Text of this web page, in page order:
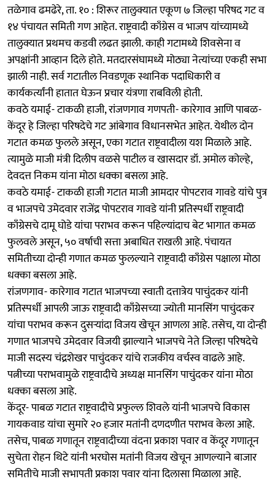
तळेगाव ढमढेरे, ता. १० : शिरूर तालुक्यात एकूण ७ जिल्हा परिषद गट व
१४ पंचायत समिती गण आहेत. राष्ट्रवादी काँग्रेस व भाजप यांच्यामध्ये
तालुक्यात प्रथमच कडवी लढत झाली. काही गटामध्ये शिवसेना व
अपक्षांनी आव्हान दिले होते. मतदारसंघामध्ये मोठ्या नेत्यांच्या एकही सभा
झाली नाही. सर्व गटातील निवडणूक स्थानिक पदाधिकारी व
कार्यकर्त्यांनी हातात घेऊन प्रचार यंत्रणा राबविली होती.
कवठे यमाई- टाकळी हाजी, रांजणगाव गणपती- कारेगाव आणि पाबळ-
केंदूर हे जिल्हा परिषदेचे गट आंबेगाव विधानसभेत आहेत. येथील दोन
गटात कमळ फुलले असून, एका गटात राष्ट्रवादीला यश मिळाले आहे.
त्यामुळे माजी मंत्री दिलीप वळसे पाटील व खासदार डॉ. अमोल कोल्हे,
देवदत्त निकम यांना मोठा धक्का बसला आहे.
कवठे यमाई- टाकळी हाजी गटात माजी आमदार पोपटराव गावडे यांचे पुत्र
व भाजपचे उमेदवार राजेंद्र पोपटराव गावडे यांनी प्रतिस्पर्धी राष्ट्रवादी
काँग्रेसचे दामू घोडे यांचा पराभव करून पहिल्यांदाच बेट भागात कमळ
फुलवले असून, ५० वर्षाची सत्ता अबाधित राखली आहे. पंचायत
समितीच्या दोन्ही गणात कमळ फुलल्याने राष्ट्रवादी काँग्रेस पक्षाला मोठा
धक्का बसला आहे.
रांजणगाव- कारेगाव गटात भाजपच्या स्वाती दत्तात्रेय पाचुंदकर यांनी
प्रतिस्पर्धी आपली जाऊ राष्ट्रवादी काँग्रेसच्या ज्योती मानसिंग पाचुंदकर
यांचा पराभव करून दुसऱ्यांदा विजय खेचून आणला आहे. तसेच, या दोन्ही
गणात भाजपचे उमेदवार विजयी झाल्याने भाजपचे नेते जिल्हा परिषदेचे
माजी सदस्य चंद्रशेखर पाचुंदकर यांचे राजकीय वर्चस्व वाढले आहे.
पत्नीच्या पराभवामुळे राष्ट्रवादीचे अध्यक्ष मानसिंग पाचुंदकर यांना मोठा
धक्का बसला आहे.
केंदूर- पाबळ गटात राष्ट्रवादीचे प्रफुल्ल शिवले यांनी भाजपचे विकास
गायकवाड यांचा सुमारे २० हजार मतांनी दणदणीत पराभव केला आहे.
तसेच, पाबळ गणातून राष्ट्रवादीच्या वंदना प्रकाश पवार व केंदूर गणातून
सुचेता रोहन थिटे यांनी भरघोस मतांनी विजय खेचून आणल्याने बाजार
समितीचे माजी सभापती प्रकाश पवार यांना दिलासा मिळाला आहे.